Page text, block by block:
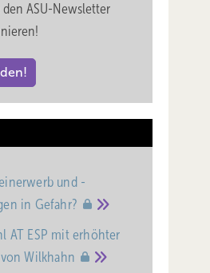
ASU-Newsletter
und -
in Gefahr?
AT ESP mit erhöhter
vonWilkhahn